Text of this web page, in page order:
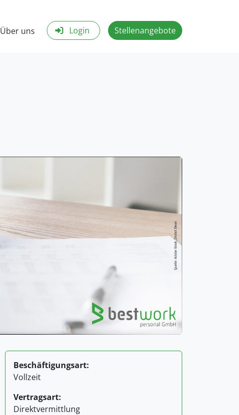
Über uns Login Stellenangebote
Beschäftigungsart:
Vollzeit
Vertragsart:
Direktvermittlung